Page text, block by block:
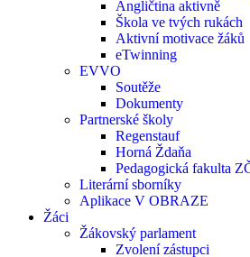
Angličtina aktivně
Škola ve tvých rukách
Aktivní motivace žáků
eTwinning
EVVO
Soutěže
Dokumenty
Partnerské školy
Regenstauf
Horná Ždaňa
Pedagogická fakulta
Literární sborníky
Aplikace V OBRAZE
Žáci
Žákovský parlament
Zvolení zástupci